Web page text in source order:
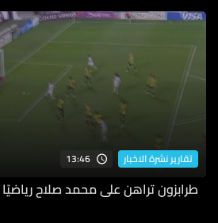
تقارير نشرة الاخبار 13:46
طرابزون تراهن على محمد صلاح رياضيًا